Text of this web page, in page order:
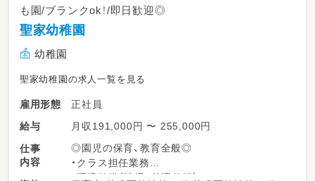
も園/ブランクok！/即日歓迎◎
聖家幼稚園
幼稚園
聖家幼稚園の求人一覧を見る
雇用形態
正社員
給与
月収191,000円 〜 255,000円
仕事
内容
◎園児の保育、教育全般◎
・クラス担任業務
・環境整備（清掃、整理整頓）